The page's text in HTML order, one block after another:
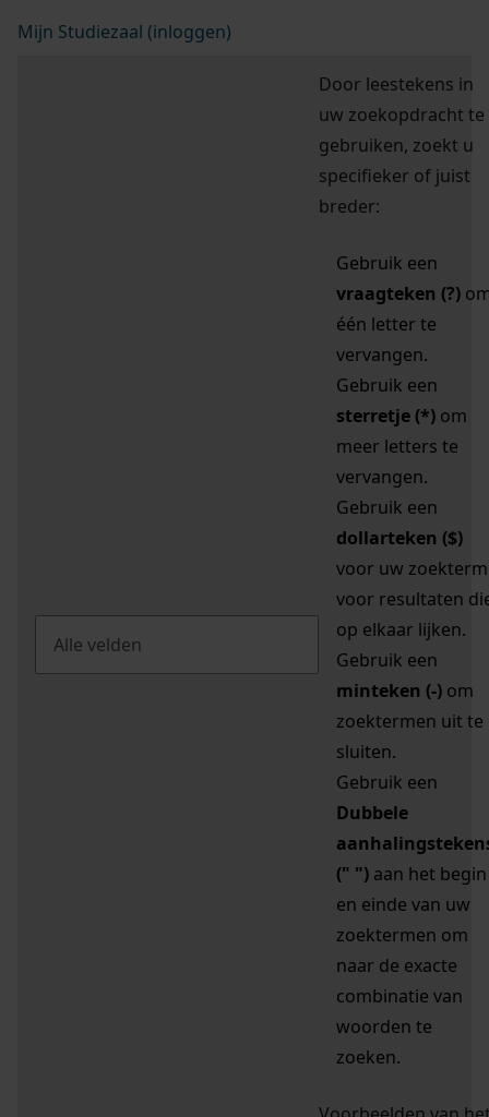
Mijn Studiezaal (inloggen)
Door leestekens in
uw zoekopdracht te
gebruiken, zoekt u
specifieker of juist
breder:
Gebruik een
vraagteken (?)
één letter te
vervangen.
Gebruik een
sterretje (*) om
meer letters te
vervangen.
Gebruik een
dollarteken ($)
voor uw zoekterm
voor resultaten
op elkaar lijken.
Gebruik een
minteken (-) om
zoektermen uit te
sluiten.
Gebruik een
Dubbele
(" ") aan het begin
en einde van uw
zoektermen om
naar de exacte
combinatie van
woorden te
zoeken.